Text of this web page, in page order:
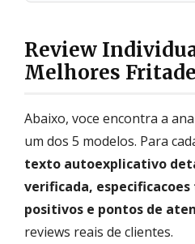
Review
Melhores
Abaixo, voce encontra a
um dos 5 modelos. Para
texto autoexplicativo
verificada,
positivos e pontos de
reviews reais de clientes.